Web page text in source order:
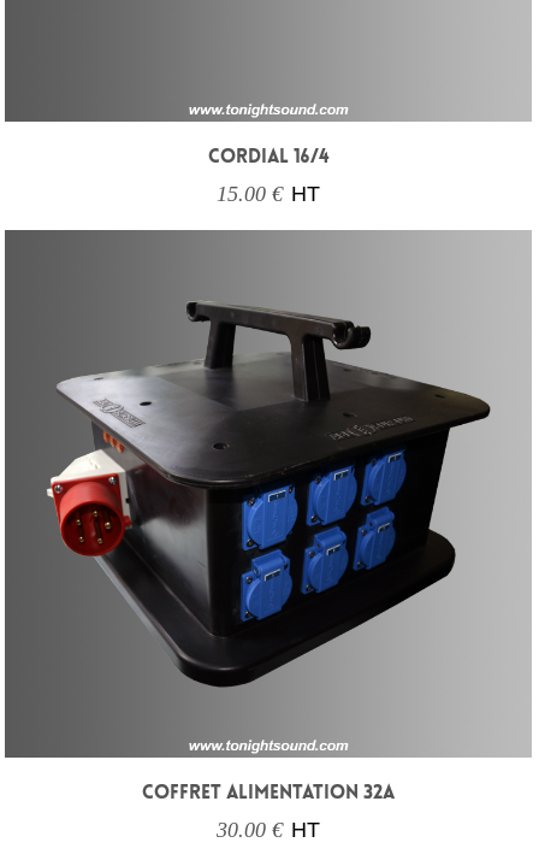
CORDIAL 16/4
15.00 € HT
COFFRET ALIMENTATION 32A
30.00 € HT